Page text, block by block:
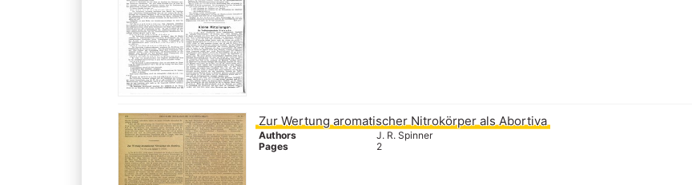
Zur Wertung aromatischer Nitrokörper als Abortiva
Authors
J. R. Spinner
Pages
2